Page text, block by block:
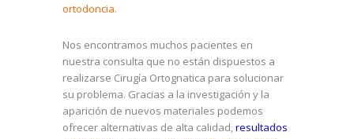
ortodoncia.
Nos encontramos muchos pacientes en
nuestra consulta que no están dispuestos a
realizarse Cirugía Ortognatica para solucionar
su problema. Gracias a la investigación y la
aparición de nuevos materiales podemos
ofrecer alternativas de alta calidad,resultados